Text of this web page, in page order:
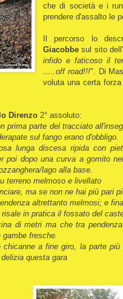
che di società e i
prendere d'assalto le
Il percorso lo
Giacobbe sul sito dell'
infido e faticoso il
…..off road!!!". Di
voluta una certa
Direnzo 2° assoluto:
prima parte del tracciato
sul fango erano d'obbligo.
lunga discesa ripida con
poi dopo una curva a gomito
lago alla base.
terreno melmoso e livellato
ma se non ne hai più pari
altrettanto melmosi; e
in pratica il fossato del
di metri ma che tra
fresche.
a fine giro, la parte
questa gara